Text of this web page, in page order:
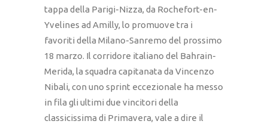
tappa della Parigi-Nizza, da Rochefort-en-
Yvelines ad Amilly, lo promuove tra i
favoriti della Milano-Sanremo del prossimo
18 marzo. Il corridore italiano del Bahrain-
Merida, la squadra capitanata da Vincenzo
Nibali, con uno sprint eccezionale ha messo
in fila gli ultimi due vincitori della
classicissima di Primavera, vale a dire il